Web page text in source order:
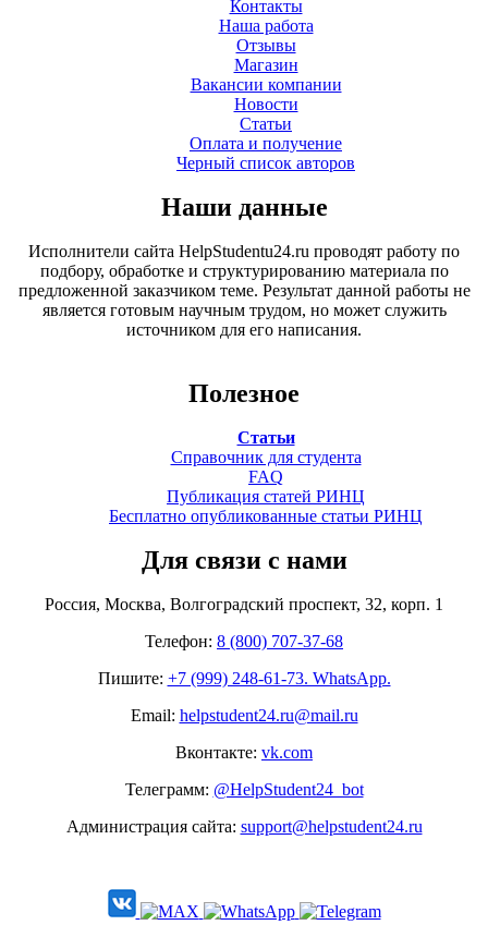
Контакты
Наша работа
Отзывы
Магазин
Вакансии компании
Новости
Статьи
Оплата и получение
Черный список авторов
Наши данные
Исполнители сайта HelpStudentu24.ru проводят работу по
подбору, обработке и структурированию материала по
предложенной заказчиком теме. Результат данной работы не
является готовым научным трудом, но может служить
источником для его написания.
Полезное
Статьи
Справочник для студента
FAQ
Публикация статей РИНЦ
Бесплатно опубликованные статьи РИНЦ
Для связи с нами
Россия, Москва, Волгоградский проспект, 32, корп. 1
Телефон: 8 (800) 707-37-68
Пишите: +7 (999) 248-61-73. WhatsApp.
Email: helpstudent24.ru@mail.ru
Вконтакте: vk.com
Телеграмм: @HelpStudent24_bot
Администрация сайта: support@helpstudent24.ru